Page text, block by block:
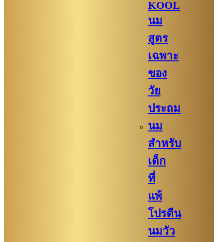
KOOL
นม
สูตร
เฉพาะ
ของ
วัย
ประถม
นม
สำหรับ
เด็ก
ที่
แพ้
โปรตีน
นมวัว